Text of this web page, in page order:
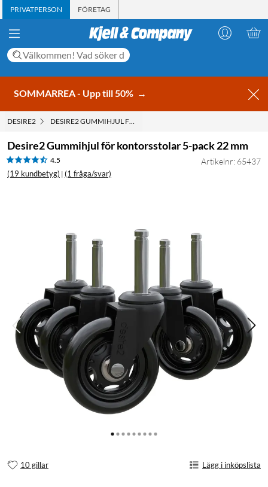
PRIVATPERSON FÖRETAG
SOMMARREA - Upp till 50% →
DESIRE2 DESIRE2 GUMMIHJUL FÖR KONTORSSTOLAR 5-PACK 22 MM
Desire2 Gummihjul för kontorsstolar 5-pack 22 mm
4.5
(19 kundbetyg) | (1 fråga/svar)
Artikelnr: 65437
10 gillar Lägg i inköpslista